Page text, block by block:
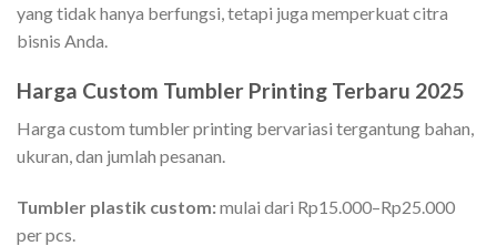
yang tidak hanya berfungsi, tetapi juga memperkuat citra
bisnis Anda.
Harga Custom Tumbler Printing Terbaru 2025
Harga custom tumbler printing bervariasi tergantung bahan,
ukuran, dan jumlah pesanan.
Tumbler plastik custom:mulai dari Rp15.000–Rp25.000
per pcs.